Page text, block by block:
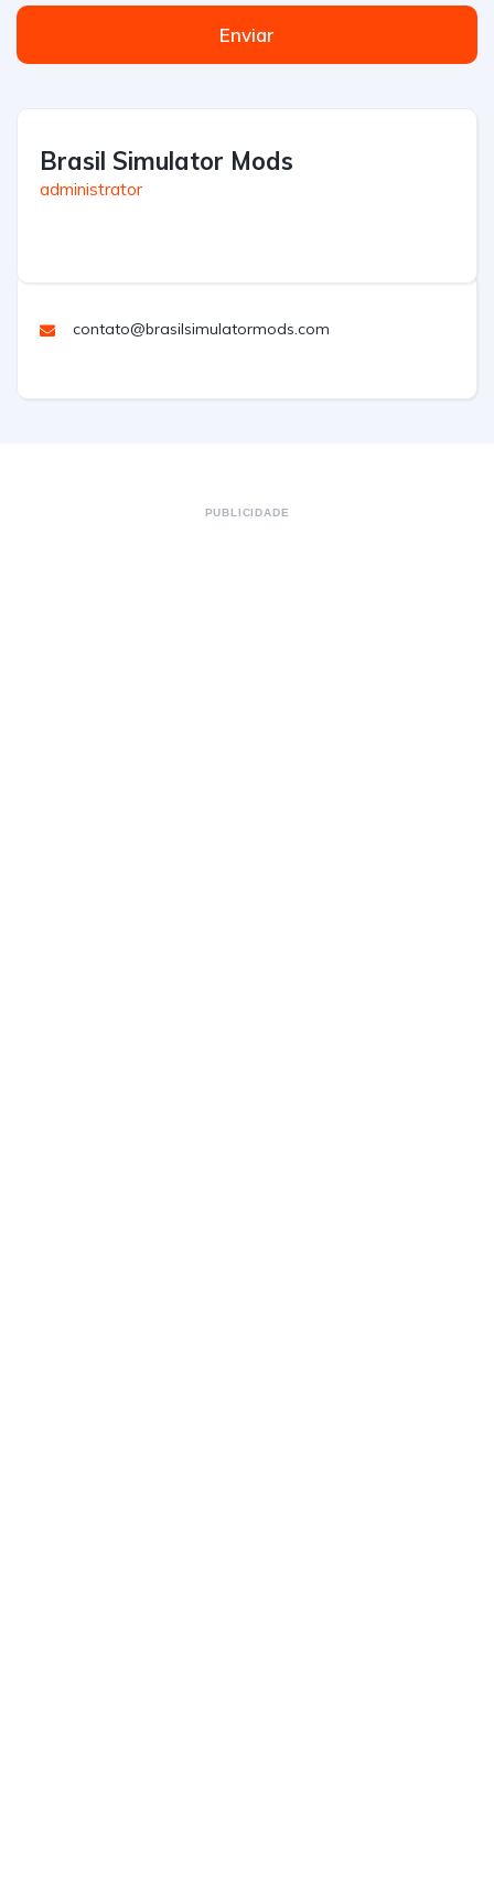
Enviar
Brasil Simulator Mods
administrator
contato@brasilsimulatormods.com
PUBLICIDADE